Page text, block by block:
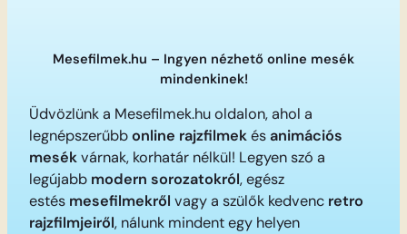
Mesefilmek.hu – Ingyen nézhető online mesék
mindenkinek!
Üdvözlünk a Mesefilmek.hu oldalon, ahol a
legnépszerűbbonline rajzfilmekésanimációs
mesékvárnak, korhatár nélkül! Legyen szó a
legújabb modern sorozatokról, egész
estés mesefilmekről vagy a szülők kedvenc retro
rajzfilmjeiről, nálunk mindent egy helyen